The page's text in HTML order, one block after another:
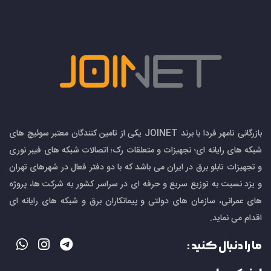
کمک می‌کنند تا اتصال‌ها منظم، پایدار و قابل مدیریت
باشند و داده‌ها با کمترین افت جابه‌جا شوند.
کوپلرها و کانکتورها نقش اتصال‌دهنده میان
بخش‌های مختلف شبکه نوری را دارند و امکان پیوند
دقیق و کم‌افت بین کابل‌ها و تجهیزات را فراهم
می‌کنند. کیفیت این قطعات تأثیر مستقیم بر سلامت
مسیر نوری، سهولت نصب و کاهش خطا در اتصال‌ها
دارد.
تجهیزات مدیریت و حفاظت (ODF، کلوزر و …)
بازرگانی تامهر فردا با برند JOINET یکی از تامین کنندگان معتبر سوئیچ های
شبکه های رایانه ای؛ تجهیزات و متعلقات رک؛ اتصالات شبکه های فیبر نوری
و تجهیزات تابلو برق در ایران می باشد که با دو دفتر فعال در شهرهای تهران
و یزد نسبت به توزیع سریع و حرفه ای در سراسر کشور به شرکت ها، پروژه
های عمرانی، سازمان های دولتی و پیمانکاران برق و شبکه های رایانه ای
اقدام می نماید.
ما را دنبال کنید :